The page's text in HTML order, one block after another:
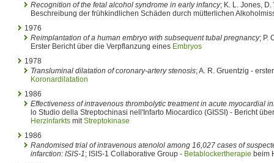
Recognition of the fetal alcohol syndrome in early infancy; K. L. Jones, D.
Beschreibung der frühkindlichen Schäden durch mütterlichen
1976
Reimplantation of a human embryo with subsequent tubal pregnancy; P.
Erster Bericht über die Verpflanzung eines Embryos
1978
Transluminal dilatation of coronary-artery stenosis; A. R. Gruentzig -
Koronardilatation
1986
Effectiveness of intravenous thrombolytic treatment in acute myocardial
lo Studio della Streptochinasi nell'Infarto Miocardico (GISSI) - Bericht
Herzinfarkts mitStreptokinase
1986
Randomised trial of intravenous atenolol among 16,027 cases of
infarction: ISIS-1; ISIS-1 Collaborative Group - Betablockertherapie beim